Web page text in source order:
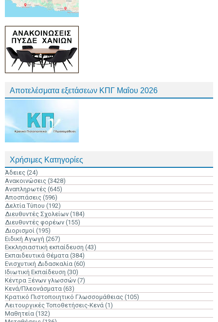
Αποτελέσματα εξετάσεων ΚΠΓ Μαΐου 2026
Χρήσιμες Κατηγορίες
Άδειες (24)
Ανακοινώσεις (3428)
Αναπληρωτές (645)
Αποσπάσεις (596)
Δελτία Τύπου (192)
Διευθυντές Σχολείων (184)
Διευθυντές φορέων (155)
Διορισμοί (195)
Ειδική Αγωγή (267)
Εκκλησιαστική εκπαίδευση (43)
Εκπαιδευτικά Θέματα (384)
Ενισχυτική Διδασκαλία (60)
Ιδιωτική Εκπαίδευση (30)
Κέντρα Ξένων γλωσσών (7)
Κενά/Πλεονάσματα (63)
Κρατικό Πιστοποιητικό Γλωσσομάθειας (105)
Λειτουργικές Τοποθετήσεις-Κενά (1)
Μαθητεία (132)